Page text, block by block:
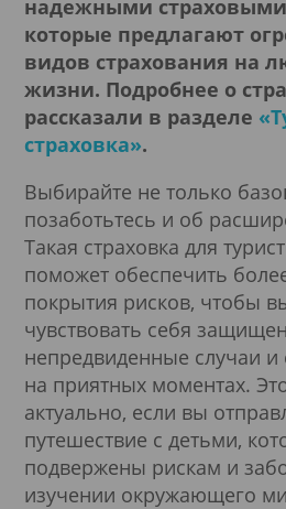
надежными
которые предлагают
видов страхования на
жизни. Подробнее о
рассказали в разделе
страховка».
Выбирайте не только
позаботьтесь и об
Такая страховка для
поможет обеспечить
покрытия рисков, чтобы
чувствовать себя
непредвиденные случаи и
на приятных моментах.
актуально, если вы
путешествие с детьми,
подвержены рискам и
изучении окружающего